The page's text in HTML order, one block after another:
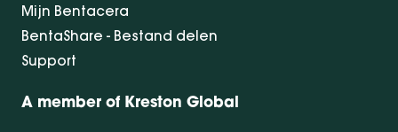
Mijn Bentacera
BentaShare - Bestand delen
Support
A member of Kreston Global